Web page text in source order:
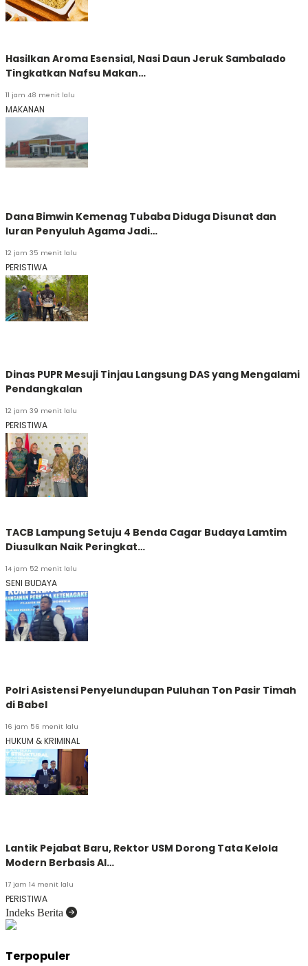
Hasilkan Aroma Esensial, Nasi Daun Jeruk Sambalado
Tingkatkan Nafsu Makan…
11 jam 48 menit lalu
MAKANAN
Dana Bimwin Kemenag Tubaba Diduga Disunat dan
Iuran Penyuluh Agama Jadi…
12 jam 35 menit lalu
PERISTIWA
Dinas PUPR Mesuji Tinjau Langsung DAS yang Mengalami
Pendangkalan
12 jam 39 menit lalu
PERISTIWA
TACB Lampung Setuju 4 Benda Cagar Budaya Lamtim
Diusulkan Naik Peringkat…
14 jam 52 menit lalu
SENI BUDAYA
Polri Asistensi Penyelundupan Puluhan Ton Pasir Timah
di Babel
16 jam 56 menit lalu
HUKUM & KRIMINAL
Lantik Pejabat Baru, Rektor USM Dorong Tata Kelola
Modern Berbasis AI…
17 jam 14 menit lalu
PERISTIWA
Indeks Berita
Terpopuler